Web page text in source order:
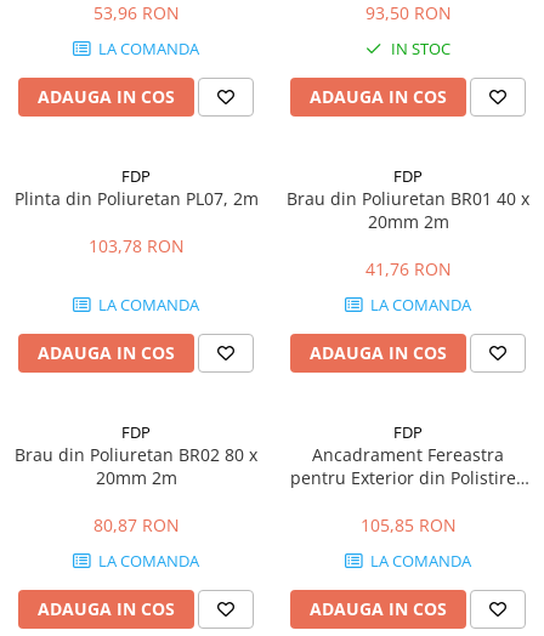
Scafe pentru Led
Cornișe
Accesorii Montaj
Glafuri din Ceramică
Tencuieli Decorative
Lacuri, Baițuri, Produse de Pregătit
și Tratat Suprafețe
Tehnici Decorative
Capace de Gard
Cărămidă Klinker
Termice
53,96 RON
LA COMANDA
ADAUGA IN COS
93,50 RON
IN STOC
ADAUGA IN COS
FDP
Plinta din Poliuretan PL07, 2m
103,78 RON
LA COMANDA
ADAUGA IN COS
FDP
Brau din Poliuretan BR01 40 x
20mm 2m
41,76 RON
LA COMANDA
ADAUGA IN COS
FDP
Brau din Poliuretan BR02 80 x
20mm 2m
80,87 RON
LA COMANDA
ADAUGA IN COS
FDP
Ancadrament Fereastra
pentru Exterior din Polistiren
FP101, H 120 x L 80mm,
105,85 RON
LA COMANDA
ADAUGA IN COS